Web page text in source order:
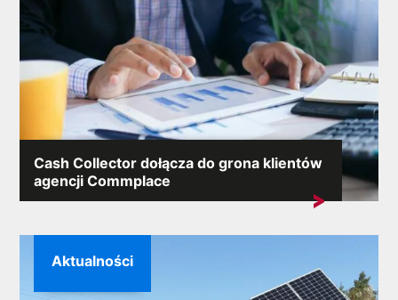
Cash Collector dołącza do grona klientów
agencji Commplace
Miło nam poinformować, że do portfolio klientów
Aktualności